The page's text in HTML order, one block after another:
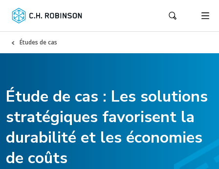
Études de cas
Étude de cas : Les solutions
stratégiques favorisent la
durabilité et les économies
de coûts